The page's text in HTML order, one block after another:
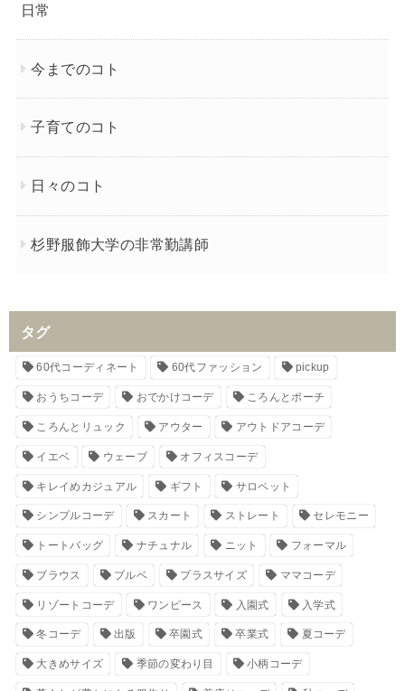
日常
今までのコト
子育てのコト
日々のコト
杉野服飾大学の非常勤講師
タグ
60代コーディネート 60代ファッション pickup
おうちコーデ おでかけコーデ ころんとポーチ
ころんとリュック アウター アウトドアコーデ
イエベ ウェーブ オフィスコーデ
キレイめカジュアル ギフト サロペット
シンプルコーデ スカート ストレート セレモニー
トートバッグ ナチュナル ニット フォーマル
ブラウス ブルベ プラスサイズ ママコーデ
リゾートコーデ ワンピース 入園式 入学式
冬コーデ 出版 卒園式 卒業式 夏コーデ
大きめサイズ 季節の変わり目 小柄コーデ